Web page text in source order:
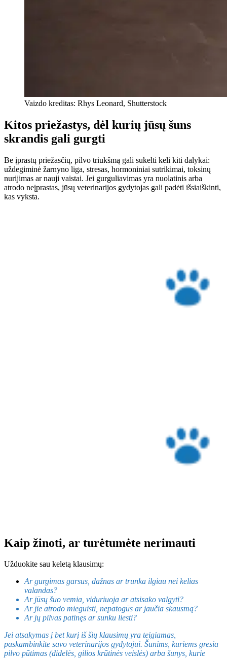
Vaizdo kreditas: Rhys Leonard, Shutterstock
Kitos priežastys, dėl kurių jūsų šuns
skrandis gali gurgti
Be įprastų priežasčių, pilvo triukšmą gali sukelti keli kiti dalykai:
uždegiminė žarnyno liga, stresas, hormoniniai sutrikimai, toksinų
nurijimas ar nauji vaistai. Jei gurguliavimas yra nuolatinis arba
atrodo neįprastas, jūsų veterinarijos gydytojas gali padėti išsiaiškinti,
kas vyksta.
Kaip žinoti, ar turėtumėte nerimauti
Užduokite sau keletą klausimų:
Ar gurgimas garsus, dažnas ar trunka ilgiau nei kelias
valandas?
Ar jūsų šuo vemia, viduriuoja ar atsisako valgyti?
Ar jie atrodo mieguisti, nepatogūs ar jaučia skausmą?
Ar jų pilvas patinęs ar sunku liesti?
Jei atsakymas į bet kurį iš šių klausimų yra teigiamas,
paskambinkite savo veterinarijos gydytojui. Šunims, kuriems gresia
pilvo pūtimas (didelės, gilios krūtinės veislės) arba šunys, kurie